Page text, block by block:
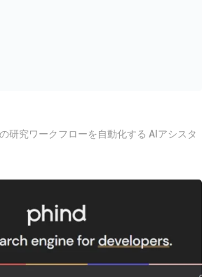
研究ワークフローを自動化する AIアシスタ